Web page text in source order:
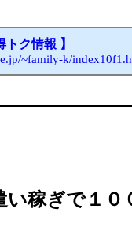
トク情報 】
~family-k/
い稼ぎで１０